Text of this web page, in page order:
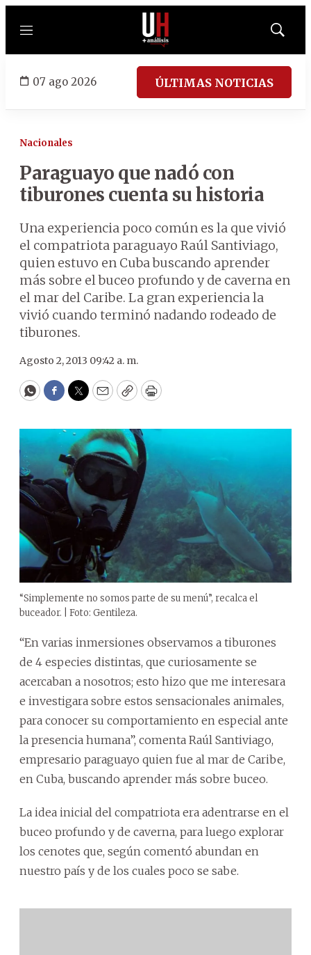
Menú
Mostrar
07 ago 2026 ÚLTIMAS NOTICIAS
Nacionales
Paraguayo que nadó con
tiburones cuenta su historia
Una experiencia poco común es la que vivió
el compatriota paraguayo Raúl Santiviago,
quien estuvo en Cuba buscando aprender
más sobre el buceo profundo y de caverna en
el mar del Caribe. La gran experiencia la
vivió cuando terminó nadando rodeado de
tiburones.
Agosto 2, 2013 09:42 a. m.
WhatsApp
Facebook
Twitter
EmailCopyPrint
“Simplemente no somos parte de su menú”, recalca el
buceador. | Foto: Gentileza.
“En varias inmersiones observamos a tiburones
de 4 especies distintas, que curiosamente se
acercaban a nosotros; esto hizo que me interesara
e investigara sobre estos sensacionales animales,
para conocer su comportamiento en especial ante
la presencia humana”, comenta Raúl Santiviago,
empresario paraguayo quien fue al mar de Caribe,
en Cuba, buscando aprender más sobre buceo.
La idea inicial del compatriota era adentrarse en el
buceo profundo y de caverna, para luego explorar
los cenotes que, según comentó abundan en
nuestro país y de los cuales poco se sabe.